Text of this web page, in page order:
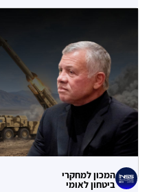
04.08.2026
המכון למחקרי
ביטחון לאומי